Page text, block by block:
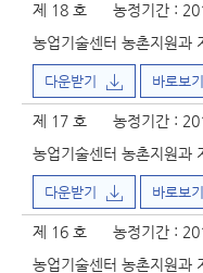
제 18 호
농정기간 :
농업기술센터 농촌지원과
다운받기 바로보기
제 17 호
농정기간 :
농업기술센터 농촌지원과
다운받기 바로보기
제 16 호
농정기간 :
농업기술센터 농촌지원과